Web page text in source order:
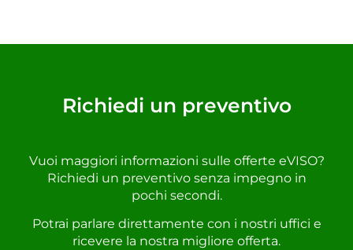
Richiedi un preventivo
Vuoi maggiori informazioni sulle offerte eVISO?
Richiedi un preventivo senza impegno in
pochi secondi.
Potrai parlare direttamente con i nostri uffici e
ricevere la nostra migliore offerta.